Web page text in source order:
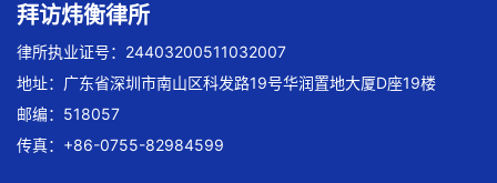
拜访炜衡律所
律所执业证号：24403200511032007
地址：广东省深圳市南山区科发路19号华润置地大厦D座19楼
邮编：518057
传真：+86-0755-82984599